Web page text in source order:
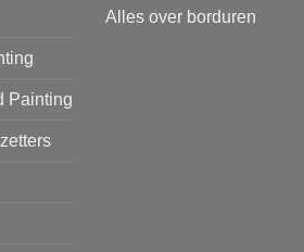
Painting
Alles over borduren